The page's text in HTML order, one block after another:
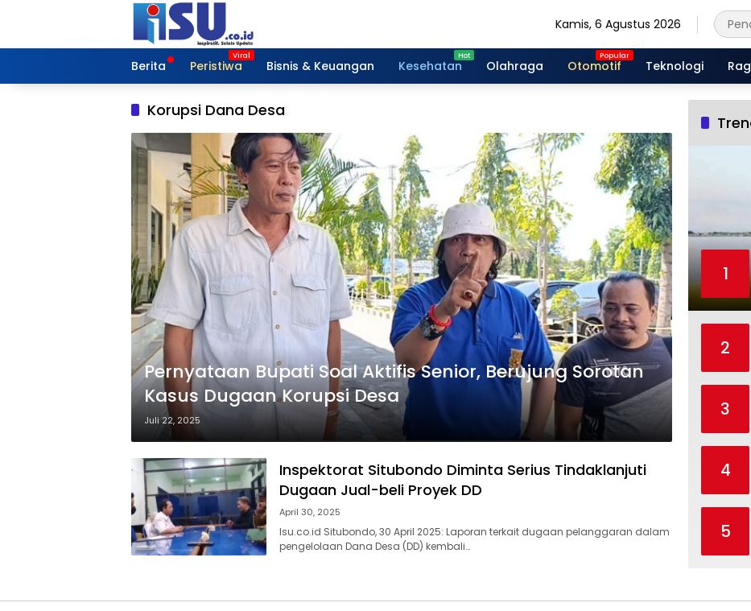
Kamis, 6 Agustus 2026
Berita Peristiwa Bisnis & Keuangan Kesehatan Olahraga Otomotif Teknologi
Korupsi Dana Desa
Pernyataan Bupati Soal Aktifis Senior, Berujung Sorotan
Kasus Dugaan Korupsi Desa
Juli 22, 2025
Inspektorat Situbondo Diminta Serius Tindaklanjuti
Dugaan Jual-beli Proyek DD
April 30, 2025
Isu.co.id Situbondo, 30 April 2025: Laporan terkait dugaan pelanggaran dalam
pengelolaan Dana Desa (DD) kembali…
1
2
3
4
5